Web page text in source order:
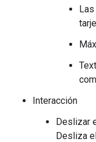
Interacción
Deslizar
Desliza